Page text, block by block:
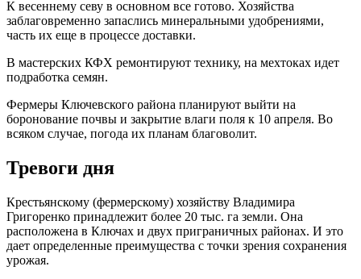
К весеннему севу в основном все готово. Хозяйства
заблаговременно запаслись минеральными удобрениями,
часть их еще в процессе доставки.
В мастерских КФХ ремонтируют технику, на мехтоках идет
подработка семян.
Фермеры Ключевского района планируют выйти на
боронование почвы и закрытие влаги поля к 10 апреля. Во
всяком случае, погода их планам благоволит.
Тревоги дня
Крестьянскому (фермерскому) хозяйству Владимира
Григоренко принадлежит более 20 тыс. га земли. Она
расположена в Ключах и двух приграничных районах. И это
дает определенные преимущества с точки зрения сохранения
урожая.